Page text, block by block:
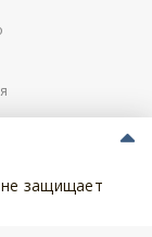
защищает